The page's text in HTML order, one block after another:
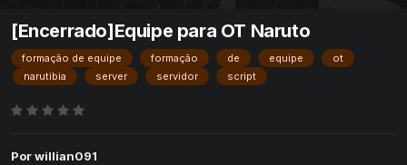
[Encerrado]Equipe para OT Naruto
formação de equipe formação de equipe
ot
narutibia
server servidor script
Porwillian091